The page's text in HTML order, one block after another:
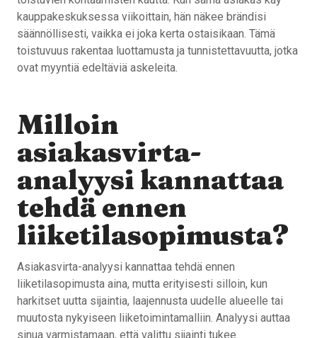
kauppakeskuksessa viikoittain, hän näkee brändisi
säännöllisesti, vaikka ei joka kerta ostaisikaan. Tämä
toistuvuus rakentaa luottamusta ja tunnistettavuutta, jotka
ovat myyntiä edeltäviä askeleita.
Milloin
asiakasvirta-
analyysi kannattaa
tehdä ennen
liiketilasopimusta?
Asiakasvirta-analyysi kannattaa tehdä ennen
liiketilasopimusta aina, mutta erityisesti silloin, kun
harkitset uutta sijaintia, laajennusta uudelle alueelle tai
muutosta nykyiseen liiketoimintamalliin. Analyysi auttaa
sinua varmistamaan, että valittu sijainti tukee